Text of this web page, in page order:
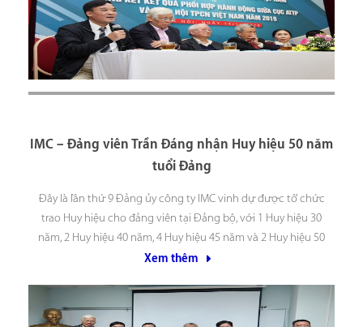
IMC – Đảng viên Trần Đáng nhận Huy hiệu 50 năm
tuổi Đảng
Đây là lần thứ 9 Đảng ủy công ty IMC vinh dự được tổ chức
trao Huy hiệu cho đảng viên tại Đảng bộ, với 1 Huy hiệu 30
năm, 2 Huy hiệu 40 năm, 4 Huy hiệu 45 năm và 2 Huy hiệu 50
năm. Ngày 07/12/2019 vừa qua,
Xem thêm